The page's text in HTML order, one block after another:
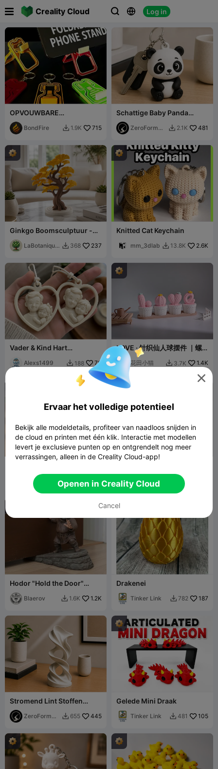
Creality Cloud   Log in
 
OPVOUWBARE
TELEFOONHOUDER-
SLEUTELHANGER
BondFire  1.9K 715
Schattige Baby Panda
Sleutelhanger
ZeroForm
 2.1K 481
Ginkgo Boomsculptuur -
Elegante Woondecoratie
LaBotanique
 368 237
Knitted Cat Keychain
mm_3dlab  13.8K 2.6K
Vader & Kind Hart
Printbaar Cadeau
Alexs1499  188 70
LOVE · 针织仙人球摆件 ｜螺
纹组装｜免支撑易打印
花田小猫  3.7K 1.4K
Nozzle Ninjas 667 182 T.C. 2.2K
Hodor "Hold the Door"
Deurstopper
Blaerov  1.6K 1.2K
Drakenei
Tinker Link  782 187
Stromend Lint Stoffen
Sculptuur (Steunvrij)
ZeroForm
 655 445
Gelede Mini Draak
Tinker Link  481 105

Ervaar het volledige potentieel
Bekijk alle modeldetails, profiteer van naadloos snijden in
de cloud en printen met één klik. Interactie met modellen
levert je exclusieve punten op en ontgrendelt nog meer
verrassingen, alleen in de Creality Cloud-app!
Openen in Creality Cloud
Cancel